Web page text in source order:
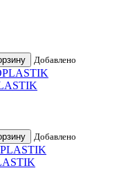
Добавлено
Добавлено